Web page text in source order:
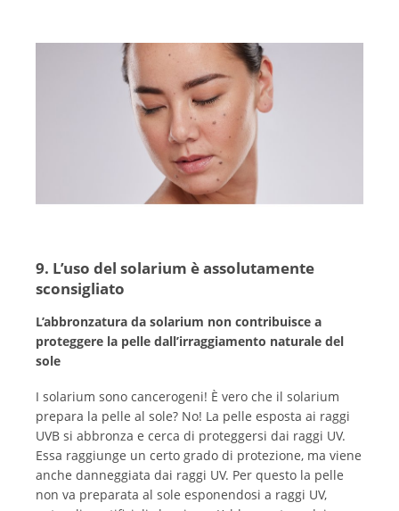
9. L’uso del solarium è assolutamente
sconsigliato
L’abbronzatura da solarium non contribuisce a
proteggere la pelle dall’irraggiamento naturale del
sole
I solarium sono cancerogeni! È vero che il solarium
prepara la pelle al sole? No! La pelle esposta ai raggi
UVB si abbronza e cerca di proteggersi dai raggi UV.
Essa raggiunge un certo grado di protezione, ma viene
anche danneggiata dai raggi UV. Per questo la pelle
non va preparata al sole esponendosi a raggi UV,